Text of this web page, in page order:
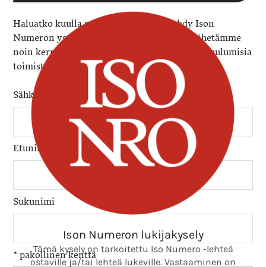
Haluatko kuulla meistä enemmän? Ryhdy Ison
Numeron ystäväksi tilaamalla uutiskirje. Lähetämme
noin kerran kuussa viestin, jossa kerromme kuulumisia
toimistolta ja pääkaupunkiseudun kaduilta.
Sähköposti
Etunimi
Sukunimi
* pakollinen kenttä